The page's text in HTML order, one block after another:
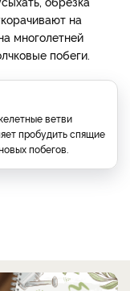
на
многолетней
побеги.
ветви
пробудить спящие
побегов.